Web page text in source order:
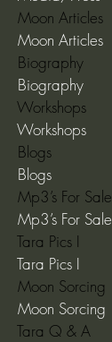
Moon Articles
Moon Articles
Biography
Biography
Workshops
Workshops
Blogs
Blogs
Mp3’s For Sale
Mp3’s For Sale
Tara Pics I
Tara Pics I
Moon Sorcing
Moon Sorcing
Tara Q & A